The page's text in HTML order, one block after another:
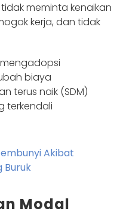
meminta kenaikan
kerja, dan tidak
biaya
terus naik (SDM)
terkendali
Akibat
Buruk
Modal